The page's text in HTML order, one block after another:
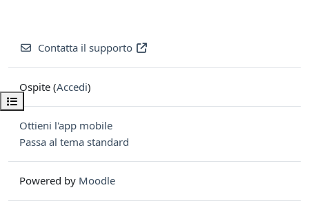
Apri indice del corso
Contatta il supporto
Ospite (Accedi)
Ottieni l'app mobile
Passa al tema standard
Powered by Moodle